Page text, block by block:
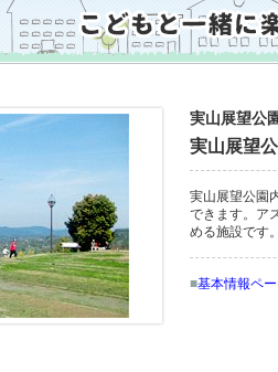
実山展望公
実山展望
実山展望公園
できます。ア
める施設です
■基本情報ペ